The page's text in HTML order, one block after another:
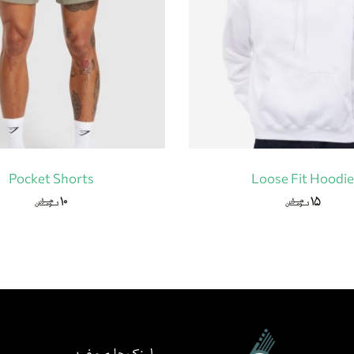
Loose Fit Hoodie
۱۵ هزار
تومان
Pocket Shorts
۱۰ هزار
تومان